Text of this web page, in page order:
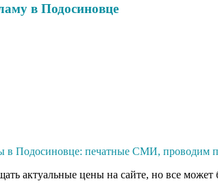
в Подосиновце
Подосиновце: печатные СМИ, проводим
актуальные цены на сайте, но все